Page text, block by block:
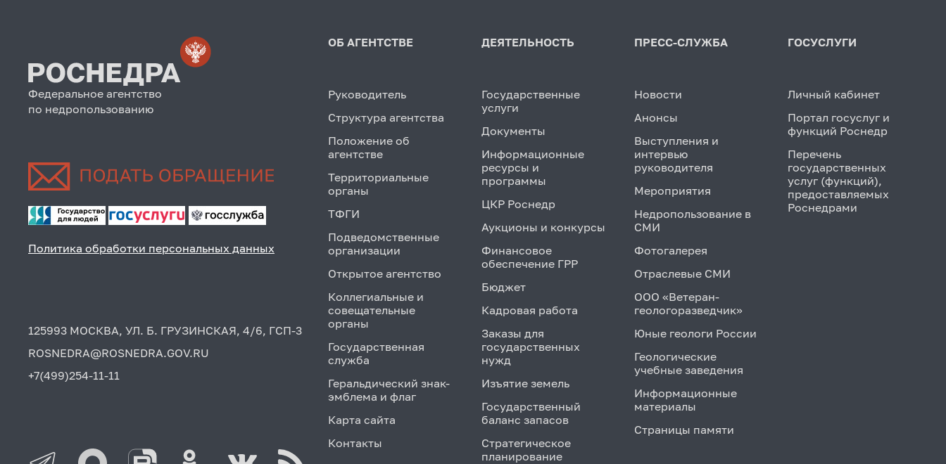
Федеральное агентство
по недропользованию
Политика обработки персональных данных
125993 МОСКВА, УЛ. Б. ГРУЗИНСКАЯ, 4/6, ГСП-3
ROSNEDRA@ROSNEDRA.GOV.RU
+7(499)254-11-11
ОБ АГЕНТСТВЕ
Руководитель
Структура агентства
Положение об
агентстве
Территориальные
органы
ТФГИ
Подведомственные
организации
Открытое агентство
Коллегиальные и
совещательные
органы
Государственная
служба
Геральдический знак-
эмблема и флаг
Карта сайта
Контакты
ДЕЯТЕЛЬНОСТЬ
Государственные
услуги
Документы
Информационные
ресурсы и
программы
ЦКР Роснедр
Аукционы и конкурсы
Финансовое
обеспечение ГРР
Бюджет
Кадровая работа
Заказы для
государственных
нужд
Изъятие земель
Государственный
баланс запасов
Стратегическое
планирование
ПРЕСС-СЛУЖБА
Новости
Анонсы
Выступления и
интервью
руководителя
Мероприятия
Недропользование в
СМИ
Фотогалерея
Отраслевые СМИ
ООО «Ветеран-
геологоразведчик»
Юные геологи России
Геологические
учебные заведения
Информационные
материалы
Страницы памяти
ГОСУСЛУГИ
Личный кабинет
Портал госуслуг и
функций Роснедр
Перечень
государственных
услуг (функций),
предоставляемых
Роснедрами